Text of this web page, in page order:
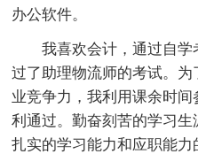
办公软件。
我喜欢会计，通过自
过了助理物流师的考试。
业竞争力，我利用课余时
利通过。勤奋刻苦的学习
扎实的学习能力和应职能力